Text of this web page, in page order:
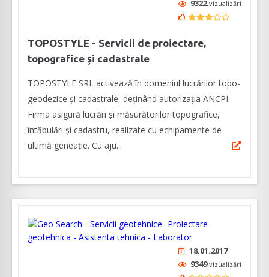
9322vizualizări
TOPOSTYLE - Servicii de proiectare,
topografice și cadastrale
TOPOSTYLE SRL activează în domeniul lucrărilor topo-
geodezice și cadastrale, deținând autorizația ANCPI.
Firma asigură lucrări și măsurătorilor topografice,
întăbulări și cadastru, realizate cu echipamente de
ultimă geneație. Cu aju...
18.01.2017
9349vizualizări